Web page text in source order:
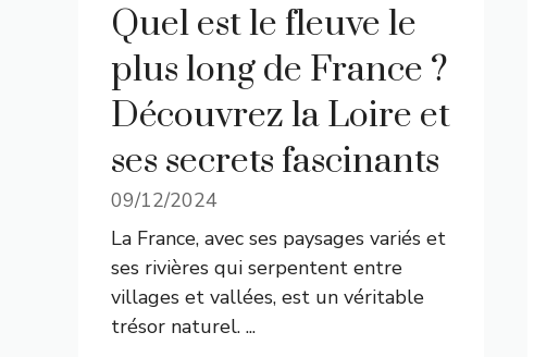
Quel est le fleuve le
plus long de France ?
Découvrez la Loire et
ses secrets fascinants
09/12/2024
La France, avec ses paysages variés et
ses rivières qui serpentent entre
villages et vallées, est un véritable
trésor naturel. ...